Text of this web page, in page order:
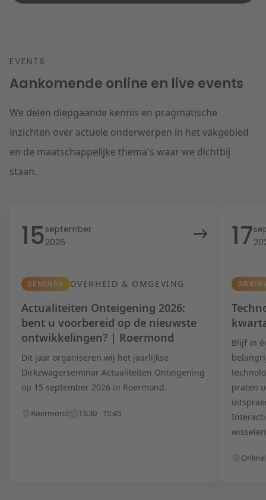
EVENTS
Aankomende online en live events
We delen diepgaande kennis en pragmatische
inzichten over actuele onderwerpen in het vakgebied
en de maatschappelijke thema's waar we dichtbij
staan.
15september
2026
SEMINAR OVERHEID & OMGEVING
Actualiteiten Onteigening 2026:
bent u voorbereid op de nieuwste
ontwikkelingen? | Roermond
Dit jaar organiseren wij het jaarlijkse
Dirkzwagerseminar Actualiteiten Onteigening
op 15 september 2026 in Roermond.
Roermond 13:30 - 15:45
17
Blijf in
praten
Online